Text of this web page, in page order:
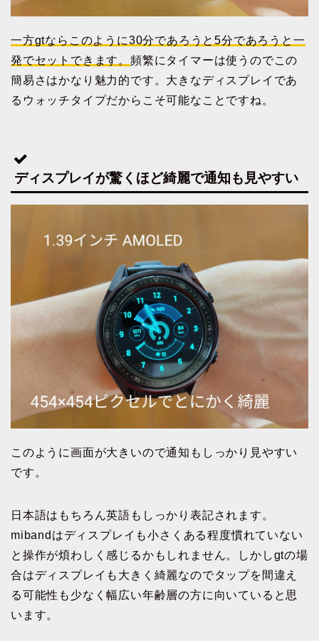
一方gtならこのように30分であろうと5分であろうと一
発でセットできます。頻繁にタイマーは使うのでこの
簡易さはかなり魅力的です。大きなディスプレイであ
るウォッチタイプだからこそ可能なことですね。
ディスプレイが驚くほど綺麗で通知も見やすい
このように画面が大きいので通知もしっかり見やすい
です。
日本語はもちろん英語もしっかり表記されます。
mibandはディスプレイも小さくある程度慣れていない
と操作が煩わしく感じるかもしれません。しかしgtの場
合はディスプレイも大きく綺麗なのでタップを間違え
る可能性も少なく幅広い年齢層の方に向いていると思
います。